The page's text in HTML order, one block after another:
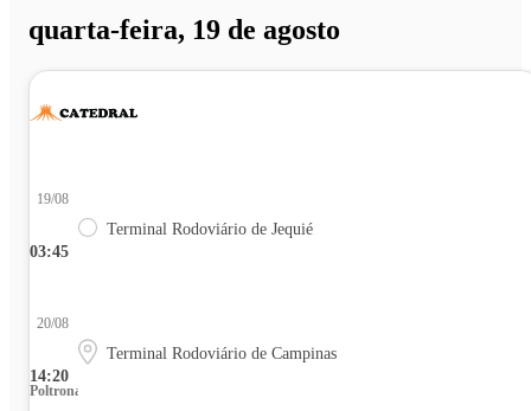
quarta-feira, 19 de agosto
03:45
19/08
Terminal Rodoviário de Jequié
14:20
20/08
Terminal Rodoviário de Campinas
Poltrona